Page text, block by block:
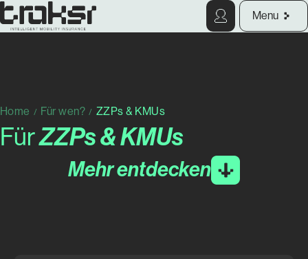
Menu
Home / Für wen? / ZZPs & KMUs
FürZZPs & KMUs
Mehr entdecken